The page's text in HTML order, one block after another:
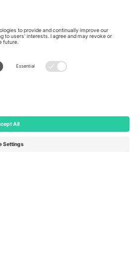
United Kingdom
London, EC1V 1AW, United
Dorfstrasse 52a, 6390
Engelberg, Switzerland